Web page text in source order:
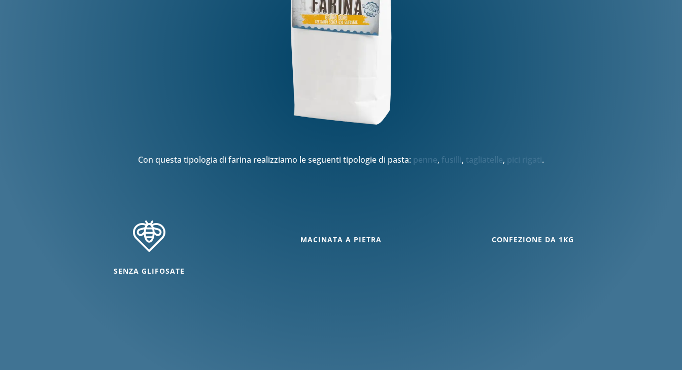
Con questa tipologia di farina realizziamo le seguenti tipologie di pasta: penne, fusilli, tagliatelle, pici rigati .
SENZA GLIFOSATE
MACINATA A PIETRA CONFEZIONE DA 1KG